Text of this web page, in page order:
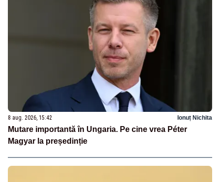
8 aug. 2026, 15:42 Ionuț Nichita
Mutare importantă în Ungaria. Pe cine vrea Péter
Magyar la președinție